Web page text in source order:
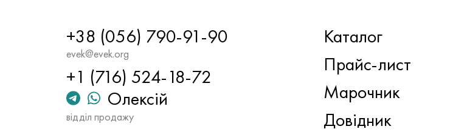
+38 (056) 790-91-90
evek@evek.org
+1 (716) 524-18-72
Олексій
відділ продажу
Каталог
Прайс-лист
Марочник
Довідник